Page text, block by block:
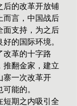
后的改革开放铺
而言，中国战后
面支持，为之后
的国际环境。
改革的十字路
推翻金家，建立
寨一次改革开
能的。
短期之内吸引全